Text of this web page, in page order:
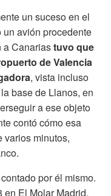
un suceso en el
avión procedente
a Canariastuvo que
de Valencia
, vista incluso
base de Llanos, en
a ese objeto
contó cómo esa
varios minutos,
por él mismo.
en El Molar Madrid.